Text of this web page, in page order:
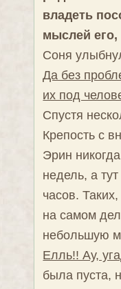
владеть
мыслей
Соня
Да без
их под
Спустя
Крепость с
Эрин
недель, а
часов.
на самом
небольшую
Елль!! Ау,
была пуста,